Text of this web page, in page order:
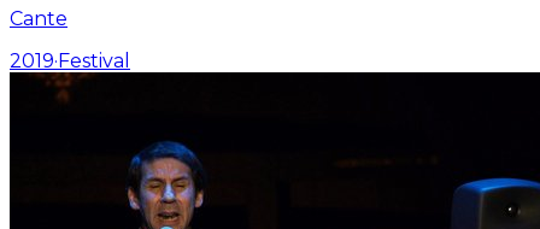
Cante
2019· Festival